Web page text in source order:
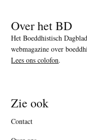
Over het BD
Het Boeddhistisch
webmagazine over
Lees ons colofon.
Zie ook
Contact